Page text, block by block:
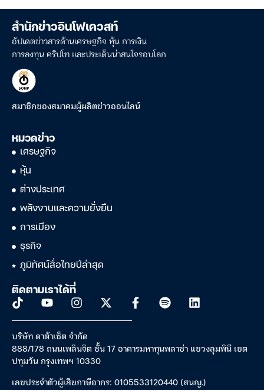
สำนักข่าวอินโฟเควสท์
อัปเดตข่าวสารด้านเศรษฐกิจ หุ้น การเงิน
การลงทุน คริปโท และประเด็นน่าสนใจรอบโลก
สมาชิกของสมาคมผู้ผลิตข่าวออนไลน์
หมวดข่าว
เศรษฐกิจ
หุ้น
ต่างประเทศ
พลังงานและความยั่งยืน
การเมือง
ธุรกิจ
ภูมิทัศน์สื่อไทยปีล่าสุด
ติดตามเราได้ที่
บริษัท ดาต้าเซ็ต จำกัด
888/178 ถนนเพลินจิต ชั้น 17 อาคารมหาทุนพลาซ่า แขวงลุมพินี เขต
ปทุมวัน กรุงเทพฯ 10330
เลขประจำตัวผู้เสียภาษีอากร: 0105533120440 (สนญ.)